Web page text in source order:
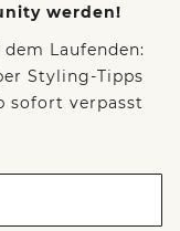
werden!
Laufenden:
Styling-Tipps
sofort verpasst